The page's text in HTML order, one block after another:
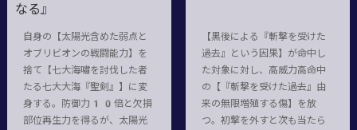
なる』
自身の【太陽光含めた弱点と
オブリビオンの戦闘能力】を
捨て【七大海嘯を討伐した者
たる七大大海『聖剣』】に変
身する。防御力10倍と欠損
部位再生力を得るが、太陽光
【黒後による『斬撃を受けた
過去』という因果】が命中し
た対象に対し、高威力高命中
の【『斬撃を受けた過去』由
来の無限増殖する傷】を放
つ。初撃を外すと次も当たら